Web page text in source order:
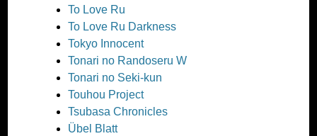
To Love Ru
To Love Ru Darkness
Tokyo Innocent
Tonari no Randoseru W
Tonari no Seki-kun
Touhou Project
Tsubasa Chronicles
Übel Blatt